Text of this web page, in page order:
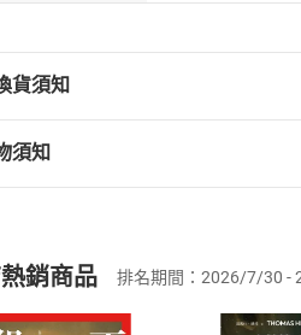
貨須知
換貨規定：
一)依消費者保護法第19條第1項
二)消費者訂購本店鋪之商品即
已下載/存取電子書，不得請求退
須知
挑選商品 放
銷商品 排名期間：2026/7/30 -